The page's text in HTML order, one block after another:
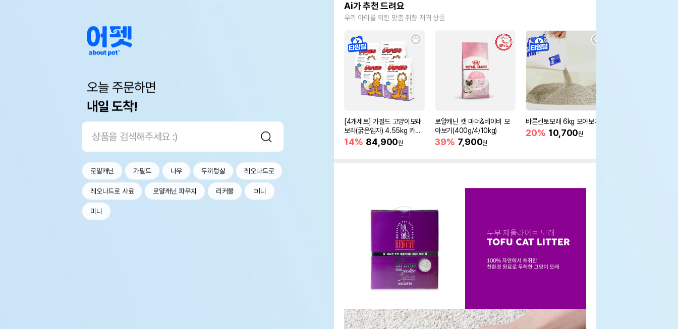
오늘 주문하면
내일 도착!
로얄캐닌 가필드 나우 두끼텅살 레오나드로
레오나드로 사료 로얄캐닌 파우치 리커블 ㅁl니
미니
Ai가 추천 드려요
우리 아이를 위한 맞춤 취향 저격 상품
[4개세트] 가필드 고양이모래
보라(굵은입자) 4.55kg 카사
바모래
14% 84,900원
로얄캐닌 캣 마더&베이비 모
아보기(400g/4/10kg)
39% 7,900원
바른벤토모래 6kg 모아보기
20% 10,700원